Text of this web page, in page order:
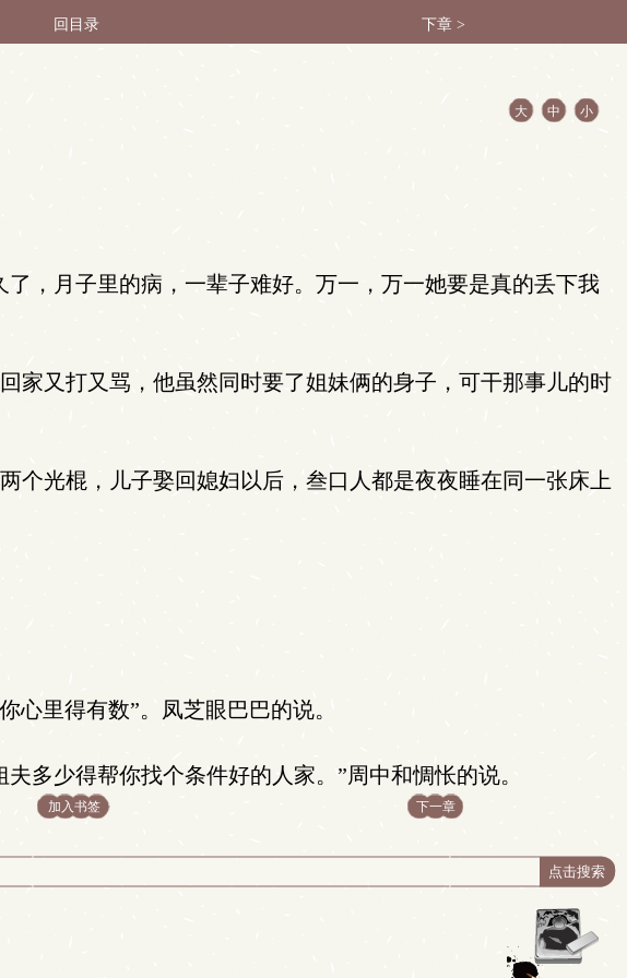
回目录 下章 >
大 中 小
，月子里的病，一辈子难好。万一，万一她要是真的丢下我
又打又骂，他虽然同时要了姐妹俩的身子，可干那事儿的时
光棍，儿子娶回媳妇以后，叁口人都是夜夜睡在同一张床上
里得有数”。凤芝眼巴巴的说。
多少得帮你找个条件好的人家。”周中和惆怅的说。
加入书签 下一章